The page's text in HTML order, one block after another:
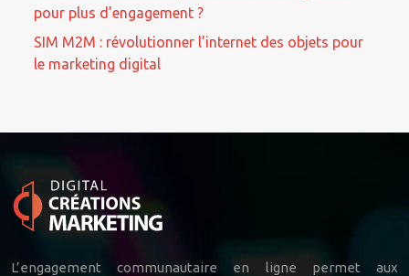
pour plus d’engagement ?
SIM M2M : révolutionner l’internet des objets pour
le marketing digital
L’engagement communautaire en ligne permet aux